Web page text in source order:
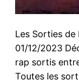
Les Sorties de
01/12/2023
rap sortis
Toutes les